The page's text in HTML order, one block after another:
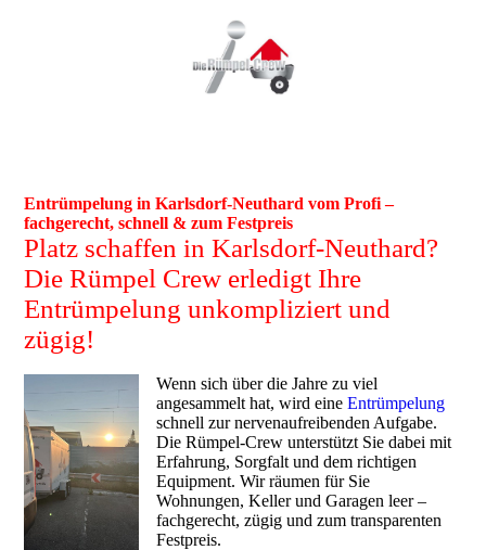
Entrümpelung in Karlsdorf-Neuthard vom Profi –
fachgerecht, schnell & zum Festpreis
Platz schaffen in Karlsdorf-Neuthard?
Die Rümpel Crew erledigt Ihre
Entrümpelung unkompliziert und
zügig!
Wenn sich über die Jahre zu viel
angesammelt hat, wird eineEntrümpelung
schnell zur nervenaufreibenden Aufgabe.
Die Rümpel-Crew unterstützt Sie dabei mit
Erfahrung, Sorgfalt und dem richtigen
Equipment. Wir räumen für Sie
Wohnungen, Keller und Garagen leer –
fachgerecht, zügig und zum transparenten
Festpreis.